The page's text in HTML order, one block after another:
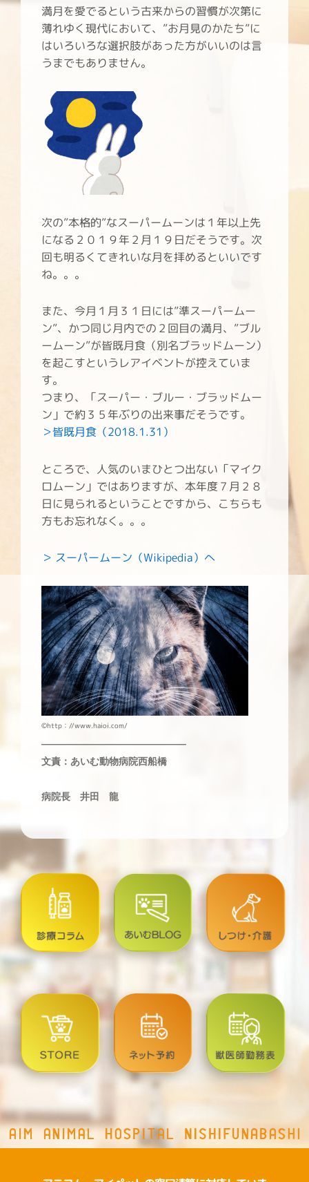
満月を愛でるという古来からの習慣が次第に
薄れゆく現代において、”お月見のかたち”に
はいろいろな選択肢があった方がいいのは言
うまでもありません。
次の”本格的”なスーパームーンは１年以上先
になる２０１９年２月１９日だそうです。次
回も明るくてきれいな月を拝めるといいです
ね。。。
また、今月１月３１日には”準スーパームー
ン”、かつ同じ月内での２回目の満月、”ブル
ームーン”が皆既月食（別名ブラッドムーン）
を起こすというレアイベントが控えていま
す。
つまり、「スーパー・ブルー・ブラッドムー
ン」で約３５年ぶりの出来事だそうです。
＞皆既月食（2018.1.31）
ところで、人気のいまひとつ出ない「マイク
ロムーン」ではありますが、本年度７月２８
日に見られるということですから、こちらも
方もお忘れなく。。。
＞ スーパームーン（Wikipedia）へ
©http：//www.haioi.com/
———————————————
文責：あいむ動物病院西船橋
病院長 井田 龍